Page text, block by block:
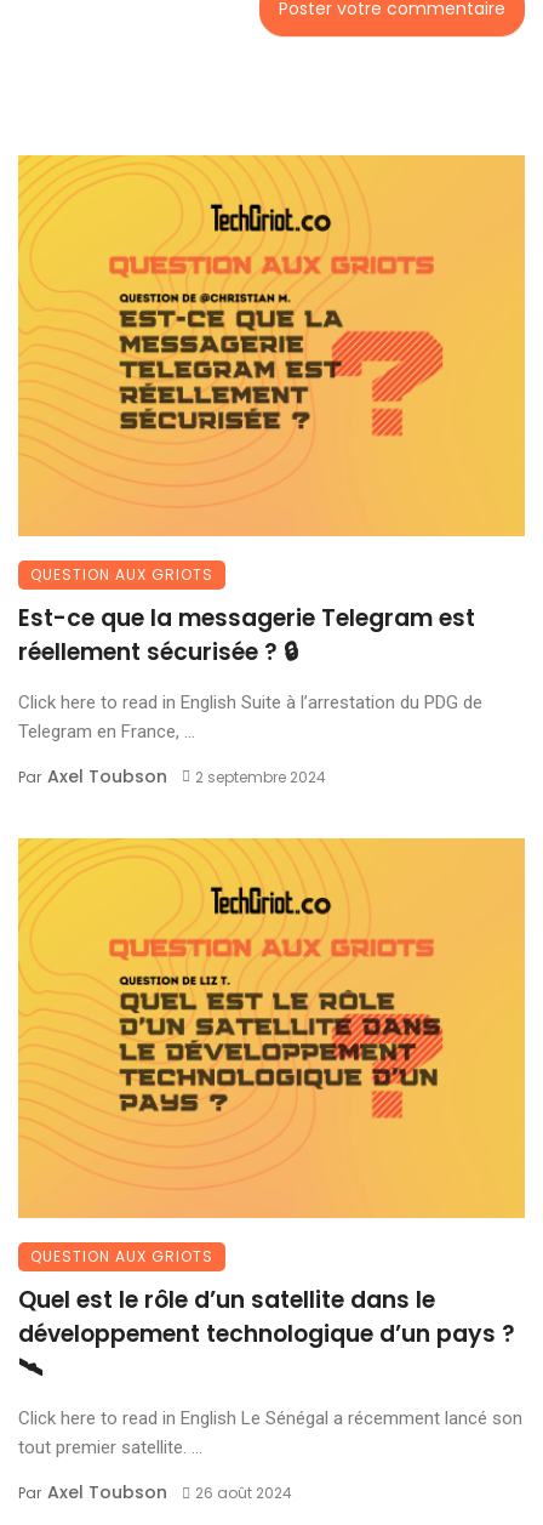
QUESTION AUX GRIOTS
Est-ce que la messagerie Telegram est
réellement sécurisée ? 🔒
Click here to read in English Suite à l’arrestation du PDG de
Telegram en France, ...
Par Axel Toubson 2 septembre 2024
QUESTION AUX GRIOTS
Quel est le rôle d’un satellite dans le
développement technologique d’un pays ?
🛰️
Click here to read in English Le Sénégal a récemment lancé son
tout premier satellite. ...
Par Axel Toubson 26 août 2024